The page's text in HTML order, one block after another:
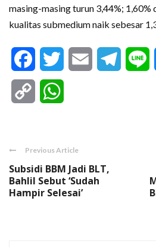
masing-masing turun 3,44%; 1,60%
kualitas submedium naik sebesar
FacebookTwitter Email
Copy
Previous Article
Subsidi BBM Jadi BLT,
Bahlil Sebut ‘Sudah
Hampir Selesai’